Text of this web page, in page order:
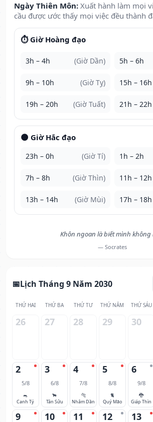
Ngày Thiên Môn: Xuất hành làm mọi
cầu được ước thấy mọi việc đều thành
⏱️ Giờ Hoàng đạo
3h – 4h (Giờ Dần) 5h – 6h
9h – 10h (Giờ Tỵ) 15h – 16h
19h – 20h (Giờ Tuất) 21h – 22h
🌑 Giờ Hắc đạo
23h – 0h (Giờ Tí) 1h – 2h
7h – 8h (Giờ Thìn) 11h – 12h
13h – 14h (Giờ Mùi) 17h – 18h
Khôn ngoan là biết mình không
— Socrates
Lịch Tháng 9 Năm 2030
THỨ HAI THỨ BA THỨ TƯ THỨ NĂM THỨ SÁU
26 27 28 29 30
2
5/8
🐀
Canh Tý
3
6/8
🐂
Tân Sửu
4
7/8
🐅
Nhâm Dần
5
8/8
🐈
Quý Mão
6
9/8
🐉
Giáp Thìn
9 10 11 12 13